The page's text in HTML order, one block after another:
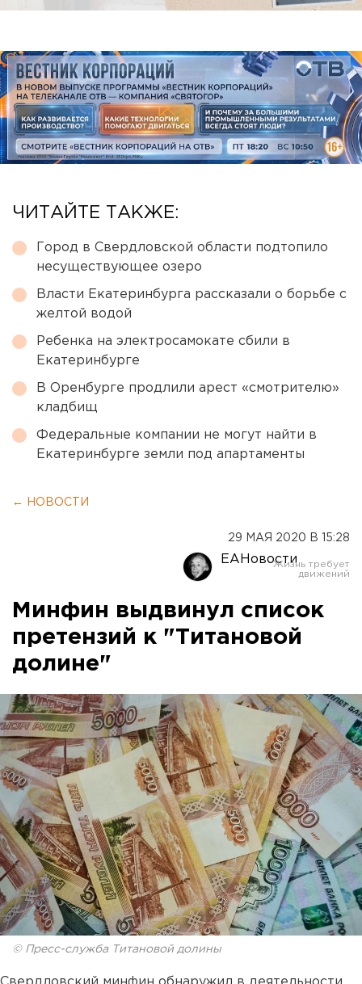
ЧИТАЙТЕ ТАКЖЕ:
Город в Свердловской области подтопило
несуществующее озеро
Власти Екатеринбурга рассказали о борьбе с
желтой водой
Ребенка на электросамокате сбили в
Екатеринбурге
В Оренбурге продлили арест «смотрителю»
кладбищ
Федеральные компании не могут найти в
Екатеринбурге земли под апартаменты
← НОВОСТИ
29 МАЯ 2020 В 15:28
ЕАНовости
Минфин выдвинул список
претензий к "Титановой
долине"
© Пресс-служба Титановой долины